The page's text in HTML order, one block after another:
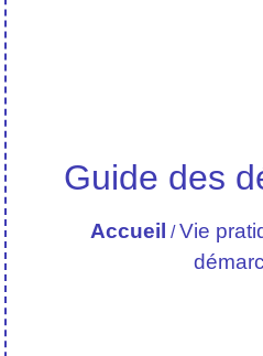
Guide des
Accueil /Vie